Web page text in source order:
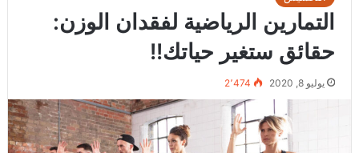
التمارين الرياضية لفقدان الوزن:
حقائق ستغير حياتك!!
يوليو 8, 2020 2٬474